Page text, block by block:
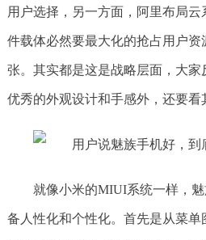
用户选择，另一方面，阿里布局
件载体必然要最大化的抢占用户
张。其实都是这是战略层面，大家
优秀的外观设计和手感外，还要看
就像小米的MIUI系统一样，
备人性化和个性化。首先是从菜